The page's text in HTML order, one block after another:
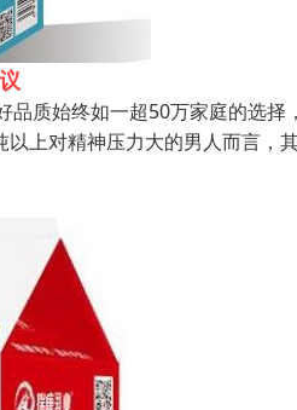
品质始终如一超50万家庭的选
上对精神压力大的男人而言，